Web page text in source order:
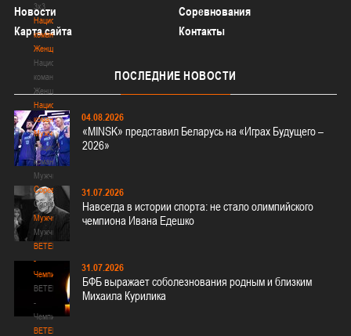
3х3
Национальная
команда.
Женщины
Национальная
команда.
Женщины
Национальная
команда.
Мужчины
Национальная
команда.
Мужчины
Соревнования
Соревнования
Мужчины
Мужчины
BETERA
-
Чемпионат
BETERA
-
Чемпионат
BETERA
Новости
Соревнования
Карта сайта
Контакты
ПОСЛЕДНИЕ НОВОСТИ
04.08.2026
«MINSK» представил Беларусь на «Играх Будущего –
2026»
31.07.2026
Навсегда в истории спорта: не стало олимпийского
чемпиона Ивана Едешко
31.07.2026
БФБ выражает соболезнования родным и близким
Михаила Курилика